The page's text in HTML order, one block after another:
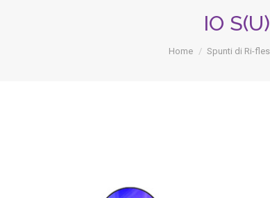
IO
You are here:
Home Spunti di Ri-